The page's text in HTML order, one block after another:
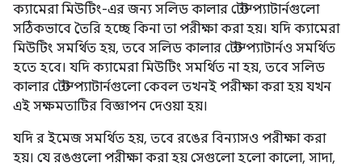
ক্যামেরা মিউটিং-এর জন্য সলিড কালার টেস্ট প্যাটার্নগুলো
সঠিকভাবে তৈরি হচ্ছে কিনা তা পরীক্ষা করা হয়। যদি ক্যামেরা
মিউটিং সমর্থিত হয়, তবে সলিড কালার টেস্ট প্যাটার্নও সমর্থিত
হতে হবে। যদি ক্যামেরা মিউটিং সমর্থিত না হয়, তবে সলিড
কালার টেস্ট প্যাটার্নগুলো কেবল তখনই পরীক্ষা করা হয় যখন
এই সক্ষমতাটির বিজ্ঞাপন দেওয়া হয়।
যদি র ইমেজ সমর্থিত হয়, তবে রঙের বিন্যাসও পরীক্ষা করা
হয়। যে রঙগুলো পরীক্ষা করা হয় সেগুলো হলো কালো, সাদা,